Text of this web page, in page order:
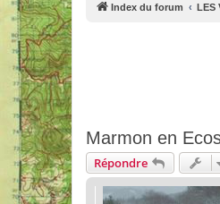
Index du forum LES
Marmon en
Répondre